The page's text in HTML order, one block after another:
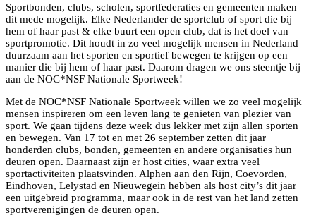
Sportbonden, clubs, scholen, sportfederaties en gemeenten maken
dit mede mogelijk. Elke Nederlander de sportclub of sport die bij
hem of haar past & elke buurt een open club, dat is het doel van
sportpromotie. Dit houdt in zo veel mogelijk mensen in Nederland
duurzaam aan het sporten en sportief bewegen te krijgen op een
manier die bij hem of haar past. Daarom dragen we ons steentje bij
aan de NOC*NSF Nationale Sportweek!
Met de NOC*NSF Nationale Sportweek willen we zo veel mogelijk
mensen inspireren om een leven lang te genieten van plezier van
sport. We gaan tijdens deze week dus lekker met zijn allen sporten
en bewegen. Van 17 tot en met 26 september zetten dit jaar
honderden clubs, bonden, gemeenten en andere organisaties hun
deuren open. Daarnaast zijn er host cities, waar extra veel
sportactiviteiten plaatsvinden. Alphen aan den Rijn, Coevorden,
Eindhoven, Lelystad en Nieuwegein hebben als host city’s dit jaar
een uitgebreid programma, maar ook in de rest van het land zetten
sportverenigingen de deuren open.